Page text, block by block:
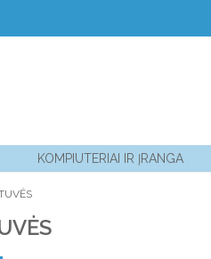
KOMPIUTERIAI IR ĮRANGA